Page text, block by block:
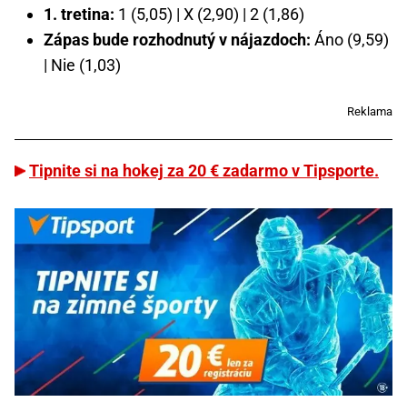
1. tretina: 1 (5,05) | X (2,90) | 2 (1,86)
Zápas bude rozhodnutý v nájazdoch: Áno (9,59)
| Nie (1,03)
Reklama
Tipnite si na hokej za 20 € zadarmo v Tipsporte.